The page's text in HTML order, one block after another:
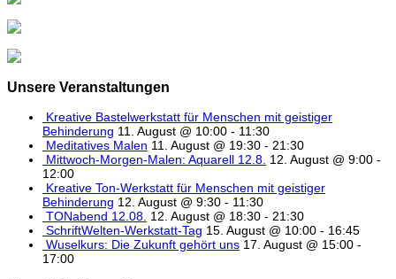
Unsere Veranstaltungen
Kreative Bastelwerkstatt für Menschen mit geistiger
Behinderung 11. August @ 10:00 - 11:30
Meditatives Malen 11. August @ 19:30 - 21:30
Mittwoch-Morgen-Malen: Aquarell 12.8. 12. August @ 9:00 -
12:00
Kreative Ton-Werkstatt für Menschen mit geistiger
Behinderung 12. August @ 9:30 - 11:30
TONabend 12.08. 12. August @ 18:30 - 21:30
SchriftWelten-Werkstatt-Tag 15. August @ 10:00 - 16:45
Wuselkurs: Die Zukunft gehört uns 17. August @ 15:00 -
17:00